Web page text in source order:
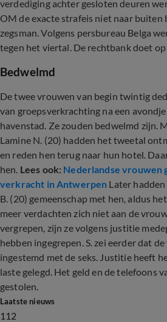
verdediging achter gesloten deuren
OM de exacte strafeis niet naar buiten
zegsman. Volgens persbureau Belga
tegen het viertal. De rechtbank doet
Bedwelmd
De twee vrouwen van begin twintig
van groepsverkrachting na een
havenstad. Ze zouden bedwelmd zijn.
Lamine N. (20) hadden het tweetal
en reden hen terug naar hun hotel.
hen. Lees ook: Nederlandse vrouwen
verkracht in Antwerpen Later
B. (20) gemeenschap met hen, aldus
meer verdachten zich niet aan de
vergrepen, zijn ze volgens justitie
hebben ingegrepen. S. zei eerder dat
ingestemd met de seks. Justitie heeft
laste gelegd. Het geld en de telefoons
gestolen.
Laatste nieuws
112